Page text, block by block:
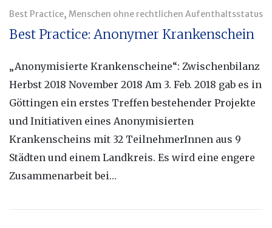
Best Practice, Menschen ohne rechtlichen Aufenthaltsstatus
Best Practice: Anonymer Krankenschein
„Anonymisierte Krankenscheine“: Zwischenbilanz
Herbst 2018 November 2018 Am 3. Feb. 2018 gab es in
Göttingen ein erstes Treffen bestehender Projekte
und Initiativen eines Anonymisierten
Krankenscheins mit 32 TeilnehmerInnen aus 9
Städten und einem Landkreis. Es wird eine engere
Zusammenarbeit bei…